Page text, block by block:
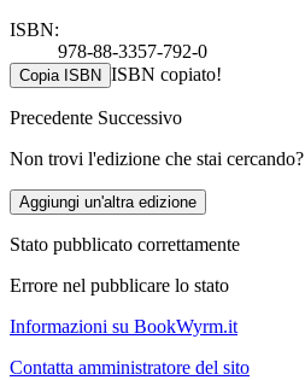
ISBN:
978-88-3357-792-0
Copia ISBN ISBN copiato!
Precedente Successivo
Non trovi l'edizione che stai cercando?
Aggiungi un'altra edizione
Stato pubblicato correttamente
Errore nel pubblicare lo stato
Informazioni su BookWyrm.it
Contatta amministratore del sito